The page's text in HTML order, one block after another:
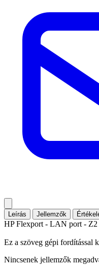
Leírás Jellemzők
HP Flexport - LAN port -
Ez a szöveg gépi fordítással
Nincsenek jellemzők